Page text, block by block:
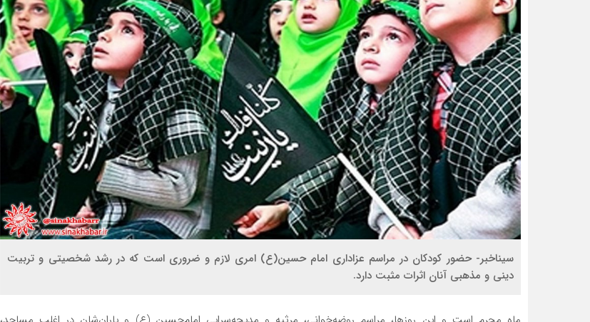
سیناخبر- حضور کودکان در مراسم عزاداری امام حسین(ع) امری لازم و ضروری است که در رشد شخصیتی و تربیت
دینی و مذهبی آنان اثرات مثبت دارد.